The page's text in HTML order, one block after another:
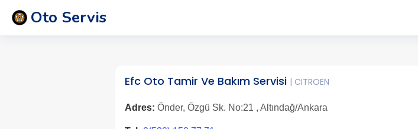
Oto Servis
Efc Oto Tamir Ve Bakım Servisi | CITROEN
Adres: Önder, Özgü Sk. No:21 , Altındağ/Ankara